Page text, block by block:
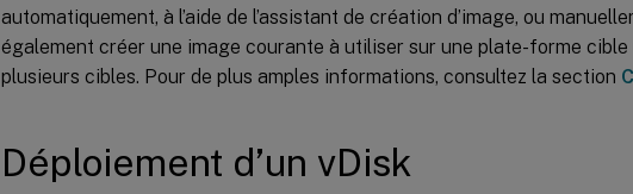
automatiquement, à l’aide de l’assistant de création d’image, ou
également créer une image courante à utiliser sur une plate-forme cible
plusieurs cibles. Pour de plus amples informations, consultez la section
Déploiement d’un vDisk